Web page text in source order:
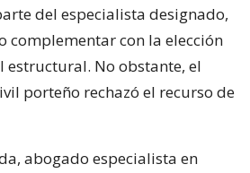
del especialista designado,
complementar con la elección
estructural. No obstante, el
porteño rechazó el recurso de
abogado especialista en